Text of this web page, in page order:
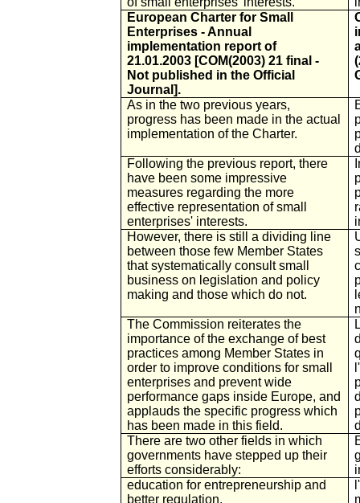
European Charter for Small
Enterprises - Annual
implementation report of
21.01.2003 [COM(2003) 21 final -
Not published in the Official
Journal].
As in the two previous years,
progress has been made in the actual
implementation of the Charter.
Following the previous report, there
have been some impressive
measures regarding the more
effective representation of small
enterprises' interests.
However, there is still a dividing line
between those few Member States
that systematically consult small
business on legislation and policy
making and those which do not.
The Commission reiterates the
importance of the exchange of best
practices among Member States in
order to improve conditions for small
enterprises and prevent wide
performance gaps inside Europe, and
applauds the specific progress which
has been made in this field.
There are two other fields in which
governments have stepped up their
efforts considerably:
education for entrepreneurship and
better regulation.